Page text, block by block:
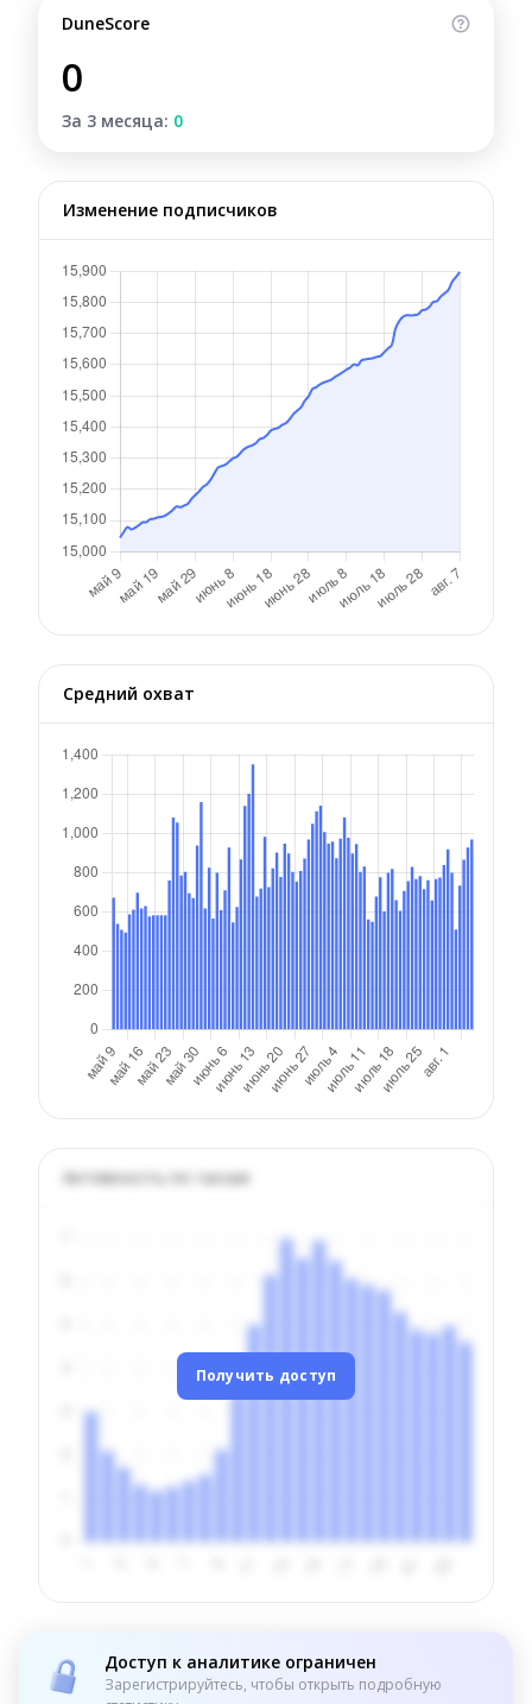
DuneScore
0
За 3 месяца: 0
Изменение подписчиков
Средний охват
Активность по часам
Получить доступ
Доступ к аналитике ограничен
Зарегистрируйтесь, чтобы открыть подробную